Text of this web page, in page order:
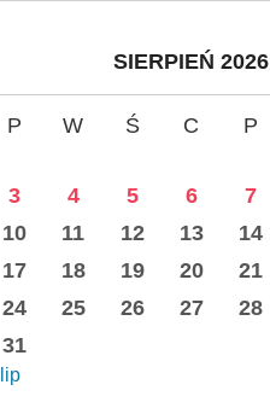
SIERPIEŃ 2026
P W Ś C P
3
4 5 6 7
10
11 12 13 14
17
18 19 20 21
24
25 26 27 28
31